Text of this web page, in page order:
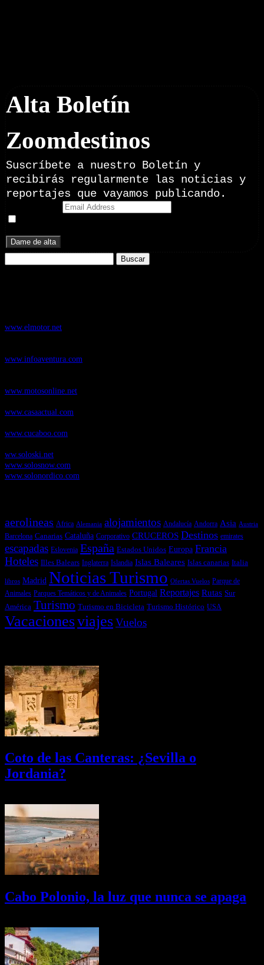
Alta Boletín
Zoomdestinos
Suscríbete a nuestro Boletín y
recibirás regularmente las noticias y
reportajes que vayamos publicando.
www.elmotor.net
www.infoaventura.com
www.motosonline.net
www.casaactual.com
www.cucaboo.com
ww.soloski.net
www.solosnow.com
www.solonordico.com
aerolineas Africa Alemania alojamientos Andalucía Andorra Asia Austria
Barcelona Canarias Cataluña Corporativo CRUCEROS Destinos emirates
escapadas Eslovenia España Estados Unidos Europa Francia
Hoteles Illes Balears Inglaterra Islandia Islas Baleares Islas canarias Italia
libros Madrid Noticias Turismo Ofertas Vuelos Parque de
Animales Parques Temáticos y de Animales Portugal Reportajes Rutas Sur
América Turismo Turismo en Bicicleta Turismo Histórico USA
VacacionesviajesVuelos
Coto de las Canteras: ¿Sevilla o
Jordania?
Cabo Polonio, la luz que nunca se apaga